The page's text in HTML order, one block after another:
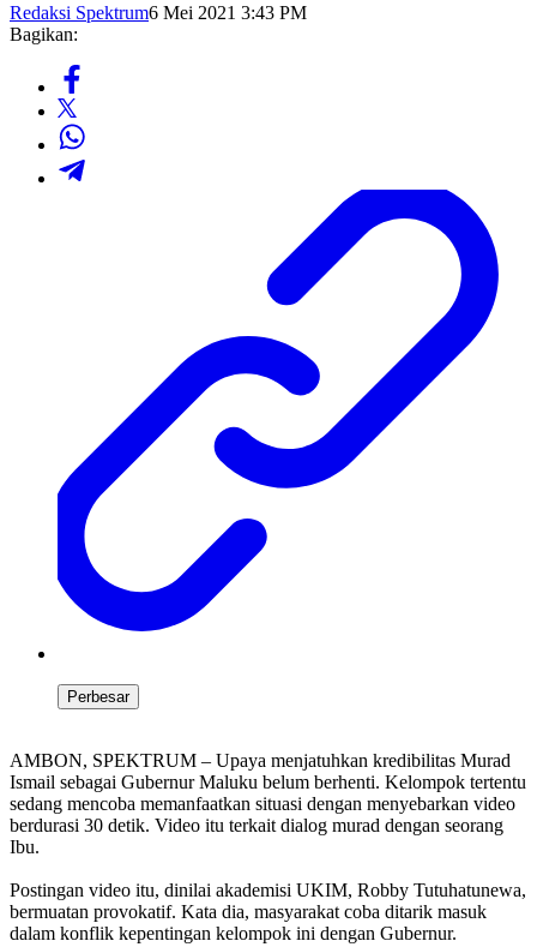
Redaksi Spektrum6 Mei 2021 3:43 PM
Bagikan:
Perbesar
AMBON, SPEKTRUM – Upaya menjatuhkan kredibilitas Murad
Ismail sebagai Gubernur Maluku belum berhenti. Kelompok tertentu
sedang mencoba memanfaatkan situasi dengan menyebarkan video
berdurasi 30 detik. Video itu terkait dialog murad dengan seorang
Ibu.
Postingan video itu, dinilai akademisi UKIM, Robby Tutuhatunewa,
bermuatan provokatif. Kata dia, masyarakat coba ditarik masuk
dalam konflik kepentingan kelompok ini dengan Gubernur.